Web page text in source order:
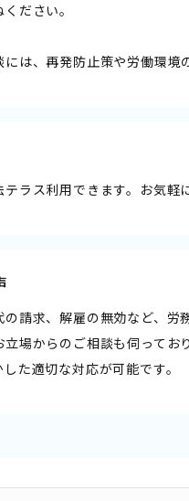
ださい。
は、再発防止策や労働環境
ラス利用できます。お気軽
請求、解雇の無効など、労
場からのご相談も伺って
た適切な対応が可能です。